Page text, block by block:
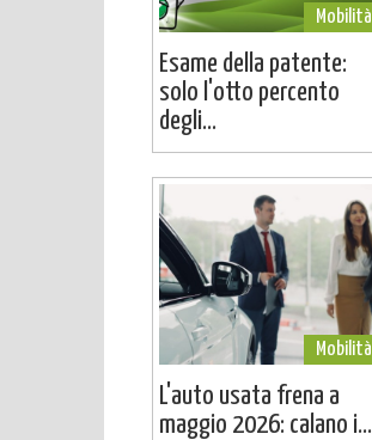
Mobilità
Esame della patente:
solo l'otto percento
degli...
Mobilità
L'auto usata frena a
maggio 2026: calano i...